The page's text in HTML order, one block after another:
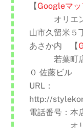
【Googleマ
オリエン
山市久留米５
あさか内 【
若葉町店
０ 佐藤ビル
URL：
http://
電話番号：
オリエン